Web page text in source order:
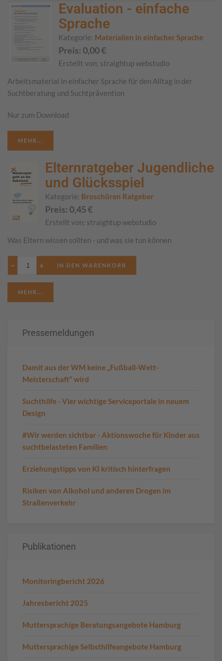
Evaluation - einfache
Sprache
Kategorie: Materialien in einfacher Sprache
Preis: 0,00€
Erstellt von: straightup webstudio
Arbeitsmaterial in einfacher Sprache für den Alltag in der
Suchtberatung und Suchtprävention
Nur zum Download
MEHR...
Elternratgeber Jugendliche
und Glücksspiel
Kategorie: Broschüren Ratgeber
Preis: 0,45€
Erstellt von: straightup webstudio
Was Eltern wissen sollten - und was sie tun können
− +
MEHR...
Pressemeldungen
Damit aus der WM keine „Fußball-Wett-
Meisterschaft“ wird
Suchthilfe - Vier wichtige Serviceportale in neuem
Design
#Wir werden sichtbar - Aktionswoche für Kinder aus
suchtbelasteten Familien
Erziehungstipps von KI kritisch hinterfragen
Risiken von Alkohol und anderen Drogen im
Straßenverkehr
Publikationen
Monitoringbericht 2026
Jahresbericht 2025
Muttersprachige Beratungsangebote Hamburg
Muttersprachige Selbsthilfeangebote Hamburg